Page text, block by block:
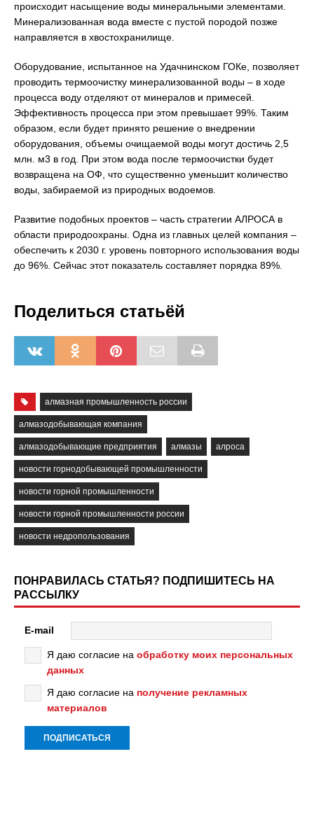
происходит насыщение воды минеральными элементами.
Минерализованная вода вместе с пустой породой позже
направляется в хвостохранилище.
Оборудование, испытанное на Удачнинском ГОКе, позволяет
проводить термоочистку минерализованной воды – в ходе
процесса воду отделяют от минералов и примесей.
Эффективность процесса при этом превышает 99%. Таким
образом, если будет принято решение о внедрении
оборудования, объемы очищаемой воды могут достичь 2,5
млн. м3 в год. При этом вода после термоочистки будет
возвращена на ОФ, что существенно уменьшит количество
воды, забираемой из природных водоемов.
Развитие подобных проектов – часть стратегии АЛРОСА в
области природоохраны. Одна из главных целей компания –
обеспечить к 2030 г. уровень повторного использования воды
до 96%. Сейчас этот показатель составляет порядка 89%.
Поделиться статьёй
алмазная промышленность россии
алмазодобывающая компания
алмазодобывающие предприятия алмазы алроса
новости горнодобывающей промышленности
новости горной промышленности
новости горной промышленности россии
новости недропользования
ПОНРАВИЛАСЬ СТАТЬЯ? ПОДПИШИТЕСЬ НА
РАССЫЛКУ
E-mail
Я даю согласие на обработку моих персональных
данных
Я даю согласие на получение рекламных
материалов